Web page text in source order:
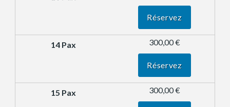
Réservez
300,00 €
Réservez
300,00 €